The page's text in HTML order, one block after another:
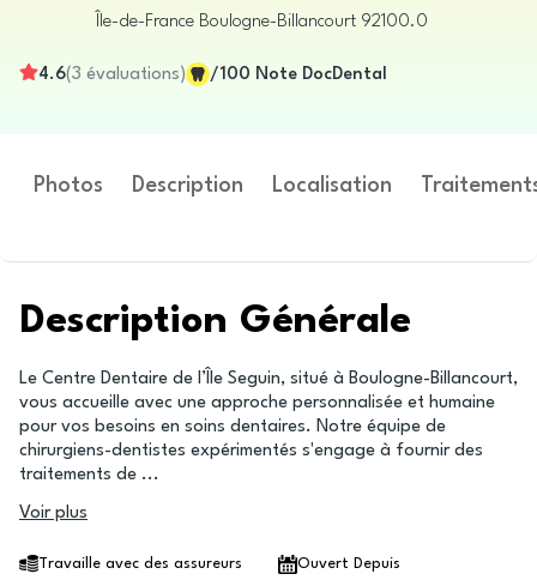
Île-de-France Boulogne-Billancourt 92100.0
4.6(3 évaluations) /100 Note DocDental
Photos Description Localisation
Description Générale
Le Centre Dentaire de l’Île Seguin, situé à Boulogne-Billancourt,
vous accueille avec une approche personnalisée et humaine
pour vos besoins en soins dentaires. Notre équipe de
chirurgiens-dentistes expérimentés s'engage à fournir des
traitements de ...
Voir plus
Travaille avec des assureurs Ouvert Depuis